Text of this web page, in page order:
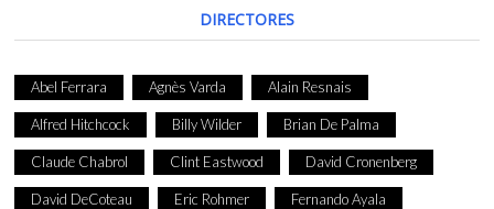
DIRECTORES
Abel Ferrara Agnès Varda Alain Resnais
Alfred Hitchcock Billy Wilder Brian De Palma
Claude Chabrol Clint Eastwood David Cronenberg
David DeCoteau Eric Rohmer Fernando Ayala